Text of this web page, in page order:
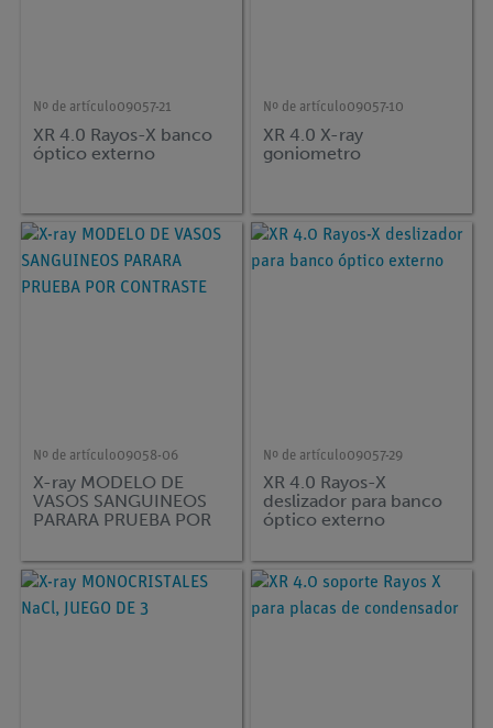
Nº de artículo09057-21
XR 4.0 Rayos-X banco
óptico externo
Nº de artículo09057-10
XR 4.0 X-ray
goniometro
Nº de artículo09058-06
X-ray MODELO DE
VASOS SANGUINEOS
PARARA PRUEBA POR
Nº de artículo09057-29
XR 4.0 Rayos-X
deslizador para banco
óptico externo